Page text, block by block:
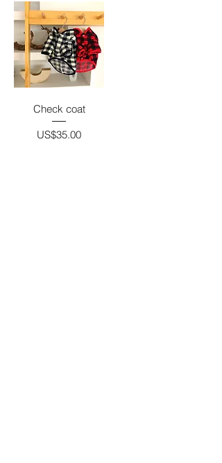
Check coat
가격
US$35.00